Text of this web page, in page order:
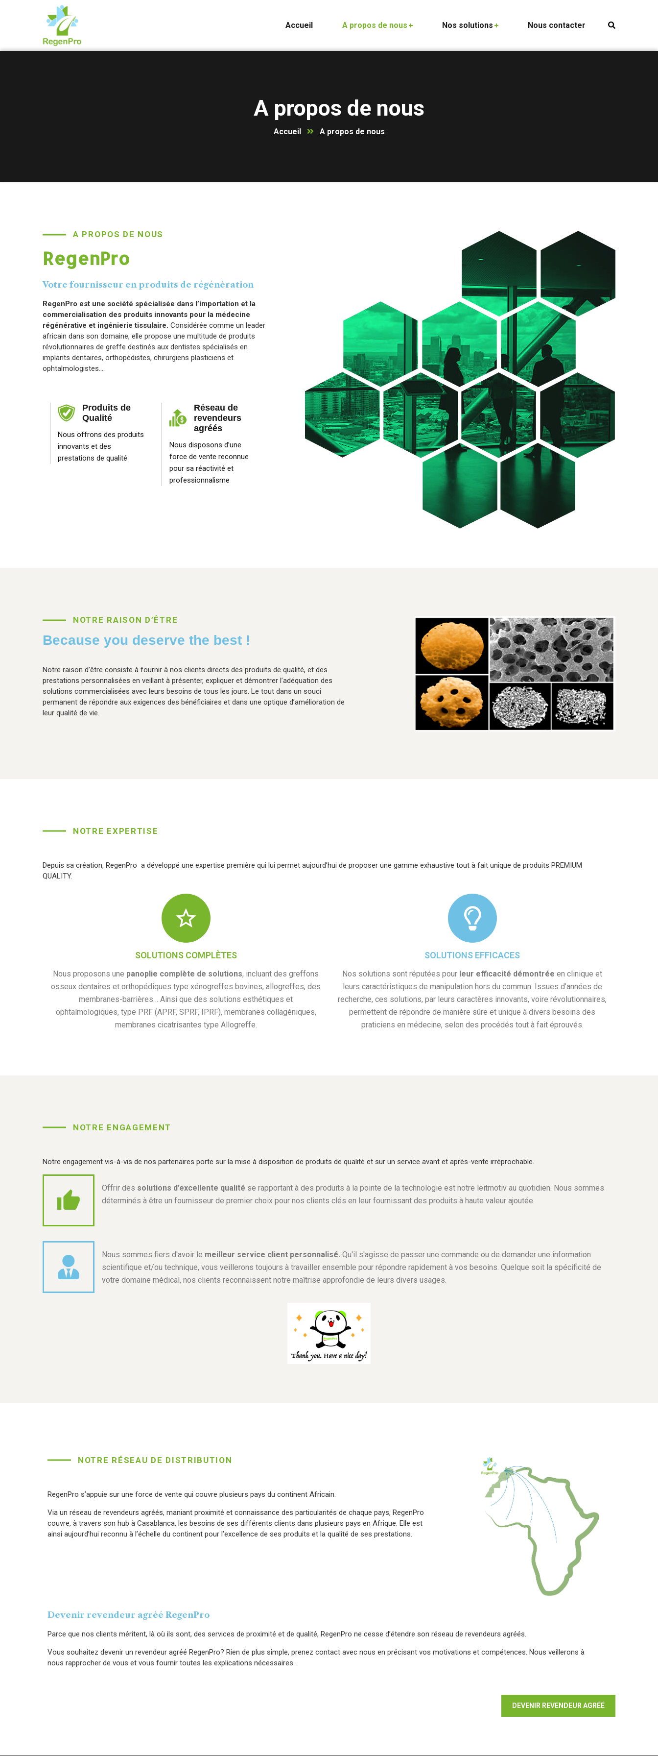
Accueil A propos de nous Nos solutions Nous contacter
A propos de nous
Accueil A propos de nous
A PROPOS DE NOUS
RegenPro
Votre fournisseur en produits de régénération
RegenPro est une société spécialisée dans l’importation et la
commercialisation des produits innovants pour la médecine
régénérative et ingénierie tissulaire. Considérée comme un leader
africain dans son domaine, elle propose une multitude de produits
révolutionnaires de greffe destinés aux dentistes spécialisés en
implants dentaires, orthopédistes, chirurgiens plasticiens et
ophtalmologistes….
Produits de
Qualité
Nous offrons des produits
innovants et des
prestations de qualité
Réseau de
revendeurs
agréés
Nous disposons d’une
force de vente reconnue
pour sa réactivité et
professionnalisme
NOTRE RAISON D’ÊTRE
Because you deserve the best !
Notre raison d’être consiste à fournir à nos clients directs des produits de qualité, et des
prestations personnalisées en veillant à présenter, expliquer et démontrer l’adéquation des
solutions commercialisées avec leurs besoins de tous les jours. Le tout dans un souci
permanent de répondre aux exigences des bénéficiaires et dans une optique d’amélioration de
leur qualité de vie.
NOTRE EXPERTISE
Depuis sa création, RegenPro a développé une expertise première qui lui permet aujourd’hui de proposer une gamme exhaustive tout à fait unique de produits PREMIUM
QUALITY.
SOLUTIONS COMPLÈTES
Nous proposons une panoplie complète de solutions, incluant des greffons
osseux dentaires et orthopédiques type xénogreffes bovines, allogreffes, des
membranes-barrières… Ainsi que des solutions esthétiques et
ophtalmologiques, type PRF (APRF, SPRF, IPRF), membranes collagéniques,
membranes cicatrisantes type Allogreffe.
SOLUTIONS EFFICACES
Nos solutions sont réputées pour leur efficacité démontrée en clinique et
leurs caractéristiques de manipulation hors du commun. Issues d’années de
recherche, ces solutions, par leurs caractères innovants, voire révolutionnaires,
permettent de répondre de manière sûre et unique à divers besoins des
praticiens en médecine, selon des procédés tout à fait éprouvés.
NOTRE ENGAGEMENT
Notre engagement vis-à-vis de nos partenaires porte sur la mise à disposition de produits de qualité et sur un service avant et après-vente irréprochable.
Offrir des solutions d’excellente qualité se rapportant à des produits à la pointe de la technologie est notre leitmotiv au quotidien. Nous sommes
déterminés à être un fournisseur de premier choix pour nos clients clés en leur fournissant des produits à haute valeur ajoutée.
Nous sommes fiers d'avoir le meilleur service client personnalisé. Qu'il s'agisse de passer une commande ou de demander une information
scientifique et/ou technique, vous veillerons toujours à travailler ensemble pour répondre rapidement à vos besoins. Quelque soit la spécificité de
votre domaine médical, nos clients reconnaissent notre maîtrise approfondie de leurs divers usages.
NOTRE RÉSEAU DE DISTRIBUTION
RegenPro s’appuie sur une force de vente qui couvre plusieurs pays du continent Africain.
Via un réseau de revendeurs agréés, maniant proximité et connaissance des particularités de chaque pays, RegenPro
couvre, à travers son hub à Casablanca, les besoins de ses différents clients dans plusieurs pays en Afrique. Elle est
ainsi aujourd’hui reconnu à l’échelle du continent pour l’excellence de ses produits et la qualité de ses prestations.
Devenir revendeur agréé RegenPro
Parce que nos clients méritent, là où ils sont, des services de proximité et de qualité, RegenPro ne cesse d’étendre son réseau de revendeurs agréés.
Vous souhaitez devenir un revendeur agréé RegenPro? Rien de plus simple, prenez contact avec nous en précisant vos motivations et compétences. Nous veillerons à
nous rapprocher de vous et vous fournir toutes les explications nécessaires.
DEVENIR REVENDEUR AGRÉÉ